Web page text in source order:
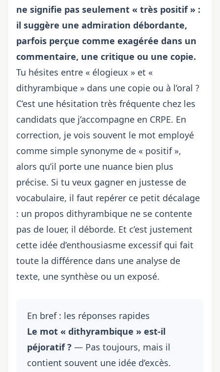
ne signifie pas seulement « très positif » :
il suggère une admiration débordante,
parfois perçue comme exagérée dans un
commentaire, une critique ou une copie.
Tu hésites entre « élogieux » et «
dithyrambique » dans une copie ou à l’oral ?
C’est une hésitation très fréquente chez les
candidats que j’accompagne en CRPE. En
correction, je vois souvent le mot employé
comme simple synonyme de « positif »,
alors qu’il porte une nuance bien plus
précise. Si tu veux gagner en justesse de
vocabulaire, il faut repérer ce petit décalage
: un propos dithyrambique ne se contente
pas de louer, il déborde. Et c’est justement
cette idée d’enthousiasme excessif qui fait
toute la différence dans une analyse de
texte, une synthèse ou un exposé.
En bref : les réponses rapides
Le mot « dithyrambique » est-il
péjoratif ? — Pas toujours, mais il
contient souvent une idée d’excès.